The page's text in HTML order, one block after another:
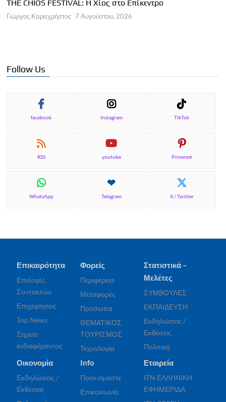
ΑΡΘΡΑ
Παγκόσμια Ημέρα Τουρισμού 2026
Follow Us
facebook Instagram TikTok
RSS youtube Pinterest
WhatsApp Telegram X / Twitter
Επικαιρότητα
Επιλογές
Συντακτών
Επιχειρήσεις
Top News
Σημεία
ενδιαφέροντος
Φορείς
Περιφέρεια
Μεταφορές
Πρόσωπα
ΘΕΜΑΤΙΚΟΣ
ΤΟΥΡΙΣΜΟΣ
Τεχνολογία
Στατιστικά –
Μελέτες
ΣΥΜΒΟΥΛΕΣ
ΕΚΠΑΙΔΕΥΣΗ
Εκδηλώσεις /
Εκθέσεις
Πολιτική
Οικονομία
Εκδηλώσεις /
Εκθέσεις
Info
Ποιοι είμαστε
Επικοινωνία
Εταιρεία
ITN ΕΛΛΗΝΙΚΗ
ΕΦΗΜΕΡΙΔΑ